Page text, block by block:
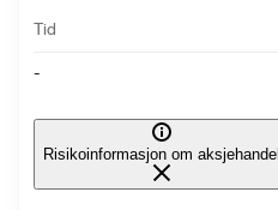
Tid
-
Risikoinformasjon om aksjehandel